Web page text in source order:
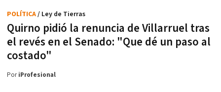
Quirno pidió la renuncia de Villarruel tras
el revés en el Senado: "Que dé un paso al
costado"
POLÍTICA/ Ley de Tierras
PoriProfesional